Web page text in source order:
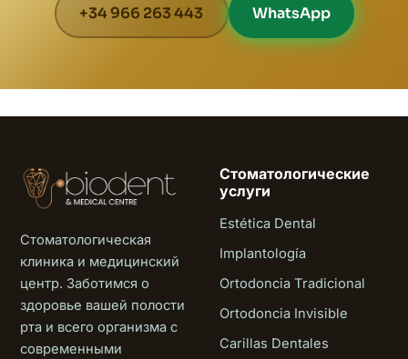
+34 966 263 443 WhatsApp
Стоматологическая
клиника и медицинский
центр. Заботимся о
здоровье вашей полости
рта и всего организма с
современными
Стоматологические
услуги
Estética Dental
Implantología
Ortodoncia Tradicional
Ortodoncia Invisible
Carillas Dentales